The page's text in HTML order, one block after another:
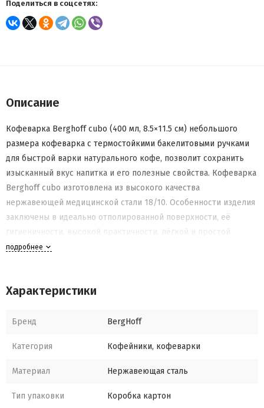
Поделиться в соцсетях:
Описание
Кофеварка Вerghoff cubo (400 мл, 8.5×11.5 см) небольшого
размера кофеварка с термостойкими бакелитовыми ручками
для быстрой варки натурального кофе, позволит сохранить
изысканный вкус напитка и его полезные свойства. Кофеварка
Вerghoff cubo изготовлена из высокого качества
нержавеющей медицинской стали 18/10. Особенности изделия
заключены в идеально отполированной поверхности, её
гигиеничности, высокой практичности, лёгкой и простой
чистке. Красивый современный дизайн кофеварки Вerghoff
подробнее
Характеристики
Бренд BergHoff
Категория Кофейники, кофеварки
Материал Нержавеющая сталь
Тип упаковки Коробка картон